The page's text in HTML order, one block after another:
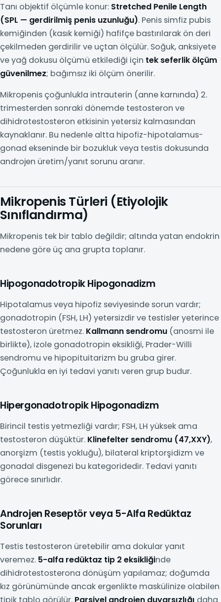
Tanı objektif ölçümle konur: Stretched Penile Length
(SPL — gerdirilmiş penis uzunluğu). Penis simfiz pubis
kemiğinden (kasık kemiği) hafifçe bastırılarak ön deri
çekilmeden gerdirilir ve uçtan ölçülür. Soğuk, anksiyete
ve yağ dokusu ölçümü etkilediği için tek seferlik ölçüm
güvenilmez; bağımsız iki ölçüm önerilir.
Mikropenis çoğunlukla intrauterin (anne karnında) 2.
trimesterden sonraki dönemde testosteron ve
dihidrotestosteron etkisinin yetersiz kalmasından
kaynaklanır. Bu nedenle altta hipofiz-hipotalamus-
gonad ekseninde bir bozukluk veya testis dokusunda
androjen üretim/yanıt sorunu aranır.
Mikropenis Türleri (Etiyolojik
Sınıflandırma)
Mikropenis tek bir tablo değildir; altında yatan endokrin
nedene göre üç ana grupta toplanır.
Hipogonadotropik Hipogonadizm
Hipotalamus veya hipofiz seviyesinde sorun vardır;
gonadotropin (FSH, LH) yetersizdir ve testisler yeterince
testosteron üretmez. Kallmann sendromu (anosmi ile
birlikte), izole gonadotropin eksikliği, Prader-Willi
sendromu ve hipopituitarizm bu gruba girer.
Çoğunlukla en iyi tedavi yanıtı veren grup budur.
Hipergonadotropik Hipogonadizm
Birincil testis yetmezliği vardır; FSH, LH yüksek ama
testosteron düşüktür. Klinefelter sendromu (47,XXY),
anorşizm (testis yokluğu), bilateral kriptorşidizm ve
gonadal disgenezi bu kategoridedir. Tedavi yanıtı
görece sınırlıdır.
Androjen Reseptör veya 5-Alfa Redüktaz
Sorunları
Testis testosteron üretebilir ama dokular yanıt
veremez. 5-alfa redüktaz tip 2 eksikliğinde
dihidrotestosterona dönüşüm yapılamaz; doğumda
kız görünümünde ancak ergenlikte maskülinize olabilen
tipik tablo görülür. Parsiyel androjen duyarsızlığı daha